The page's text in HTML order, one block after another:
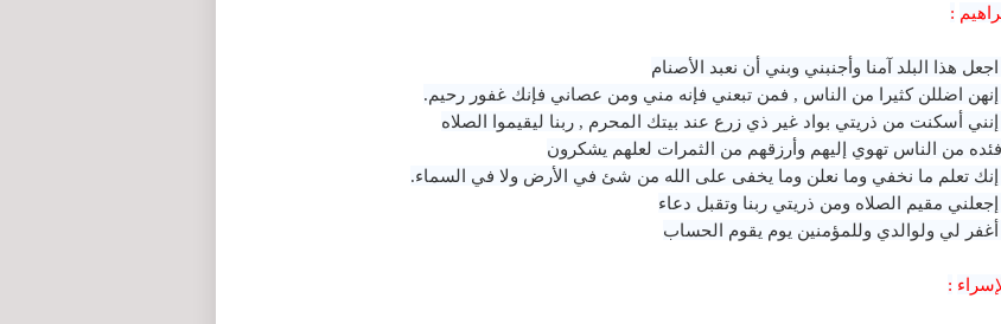
:
هذا البلد آمنا وأجنبني وبني أن نعبد الأصنام
اضللن كثيرا من الناس , فمن تبعني فإنه مني ومن عصاني فإنك غفور رحيم.
إنني أسكنت من ذريتي بواد غير ذي زرع عند بيتك المحرم , ربنا ليقيموا الصلاه
من الناس تهوي إليهم وأرزقهم من الثمرات لعلهم يشكرون
إنك تعلم ما نخفي وما نعلن وما يخفى على الله من شئ في الأرض ولا في السماء.
مقيم الصلاه ومن ذريتي ربنا وتقبل دعاء
أغفر لي ولوالدي وللمؤمنين يوم يقوم الحساب
: